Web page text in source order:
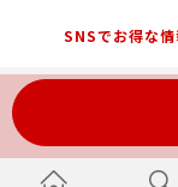
SNSでお得な